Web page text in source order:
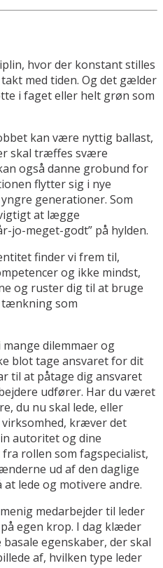
hvor der konstant stilles
med tiden. Og det gælder
i faget eller helt grøn som
kan være nyttig ballast,
skal træffes svære
også danne grobund for
flytter sig i nye
generationer. Som
at lægge
jo-meget-godt” på hylden.
finder vi frem til,
og ikke mindst,
og ruster dig til at bruge
tænkning som
dilemmaer og
blot tage ansvaret for dit
til at påtage dig ansvaret
udfører. Har du været
du nu skal lede, eller
kræver det
autoritet og dine
rollen som fagspecialist,
ud af den daglige
lede og motivere andre.
medarbejder til leder
egen krop. I dag klæder
egenskaber, der skal
af, hvilken type leder